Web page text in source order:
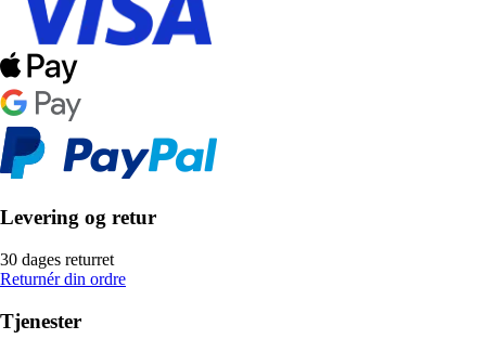
Levering og retur
30 dages returret
Returnér din ordre
Tjenester